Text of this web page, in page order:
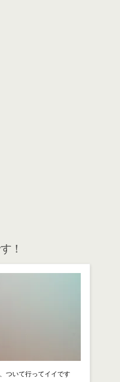
！
ついて行ってイイです